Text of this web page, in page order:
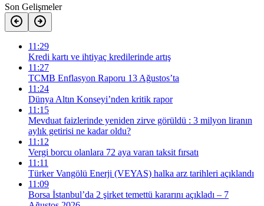
Son Gelişmeler
11:29
Kredi kartı ve ihtiyaç kredilerinde artış
11:27
TCMB Enflasyon Raporu 13 Ağustos’ta
11:24
Dünya Altın Konseyi’nden kritik rapor
11:15
Mevduat faizlerinde yeniden zirve görüldü : 3 milyon liranın
aylık getirisi ne kadar oldu?
11:12
Vergi borcu olanlara 72 aya varan taksit fırsatı
11:11
Türker Vangölü Enerji (VEYAS) halka arz tarihleri açıklandı
11:09
Borsa İstanbul’da 2 şirket temettü kararını açıkladı – 7